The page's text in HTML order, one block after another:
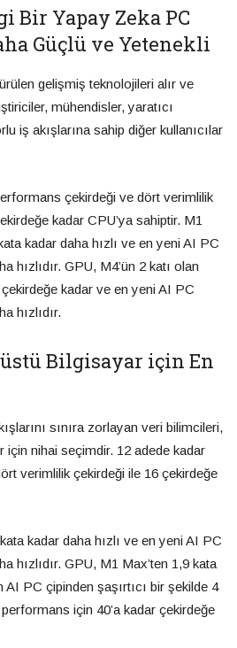
Bir Yapay Zeka PC
Güçlü ve Yetenekli
gelişmiş teknolojileri alır ve
mühendisler, yaratıcı
iş akışlarına sahip diğer kullanıcılar
çekirdeği ve dört verimlilik
kadar CPU’ya sahiptir. M1
kadar daha hızlı ve en yeni AI PC
hızlıdır. GPU, M4’ün 2 katı olan
kadar ve en yeni AI PC
hızlıdır.
Bilgisayar için En
sınıra zorlayan veri bilimcileri,
için nihai seçimdir. 12 adede kadar
verimlilik çekirdeği ile 16 çekirdeğe
kadar daha hızlı ve en yeni AI PC
hızlıdır. GPU, M1 Max’ten 1,9 kata
AI PC çipinden şaşırtıcı bir şekilde 4
için 40’a kadar çekirdeğe